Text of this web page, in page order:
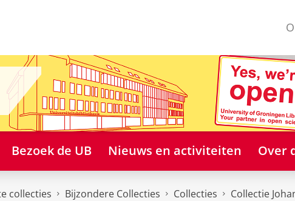
Bezoek de UB Nieuws en activiteiten Over
collecties Bijzondere Collecties Collecties Collectie